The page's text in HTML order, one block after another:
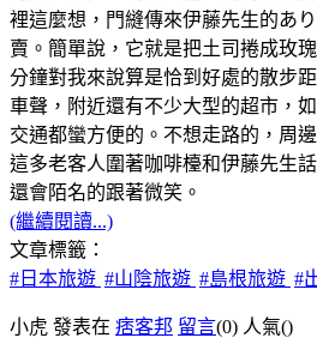
裡這麼想，門縫傳來伊藤先生的あ
賣。簡單說，它就是把土司捲成玫
分鐘對我來說算是恰到好處的散步
車聲，附近還有不少大型的超市，
交通都蠻方便的。不想走路的，周
這多老客人圍著咖啡檯和伊藤先生
還會陌名的跟著微笑。
(繼續閱讀...)
文章標籤：
#日本旅遊 #山陰旅遊 #島根旅遊 #
小虎 發表在 痞客邦 留言(0) 人氣()